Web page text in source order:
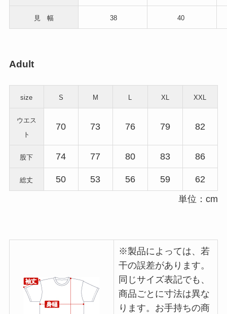
見 幅 38 40
Adult
size S M L XL XXL
ウエス
ト
70 73 76 79 82
股下 74 77 80 83 86
総丈 50 53 56 59
62
単位：cm
※製品によっては、若
干の誤差があります。
同じサイズ表記でも、
商品ごとに寸法は異な
ります。お手持ちの商